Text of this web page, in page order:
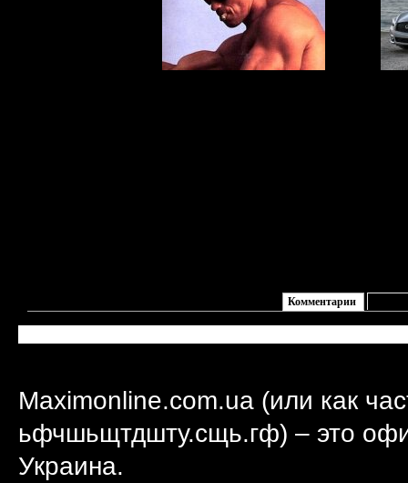
Комментарии
Maximonline.com.ua (или как
ьфчшьщтдшту.сщь.гф) – это
Украина.